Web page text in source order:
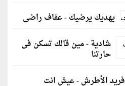
يهديك يرضيك - عفاف راضى
شادية - مين قالك تسكن فى
حارتنا
فريد الأطرش - عيش انت